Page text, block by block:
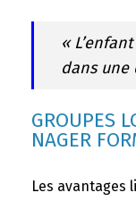
«
dans une
GROUPES
NAGER
Les avantages